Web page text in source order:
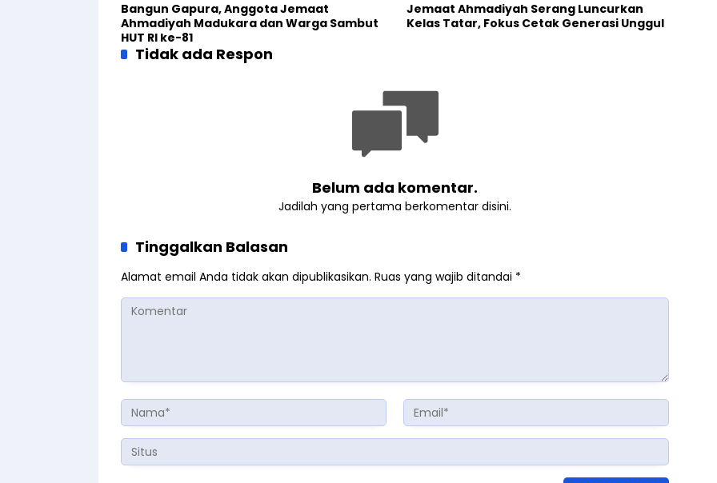
Bangun Gapura, Anggota Jemaat
Ahmadiyah Madukara dan Warga Sambut
HUT RI ke-81
Jemaat Ahmadiyah Serang Luncurkan
Kelas Tatar, Fokus Cetak Generasi Unggul
Tidak ada Respon
Belum ada komentar.
Jadilah yang pertama berkomentar disini.
Tinggalkan Balasan
Alamat email Anda tidak akan dipublikasikan. Ruas yang wajib ditandai *